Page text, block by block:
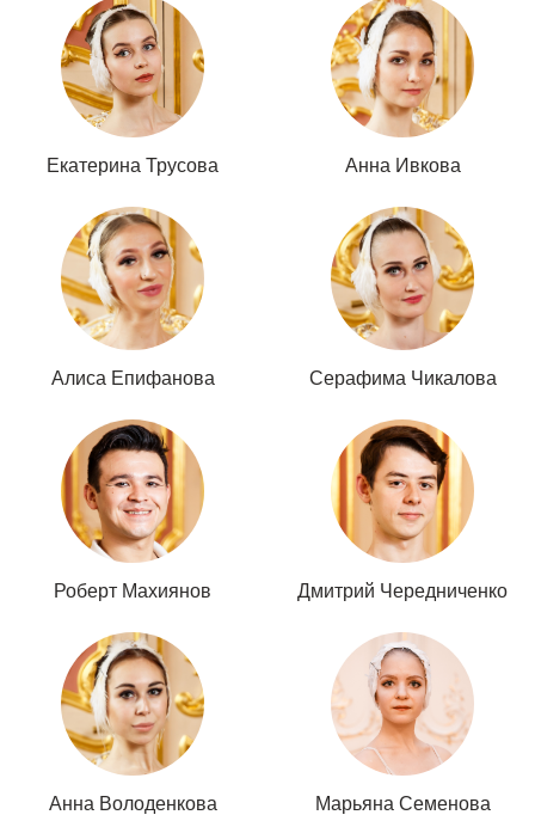
Екатерина Трусова Анна Ивкова
Алиса Епифанова Серафима Чикалова
Роберт Махиянов Дмитрий Чередниченко
Анна Володенкова Марьяна Семенова